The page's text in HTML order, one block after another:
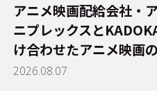
アニメ映画配給会社・
ニプレックスと
け合わせたアニメ映画
2026.08.07